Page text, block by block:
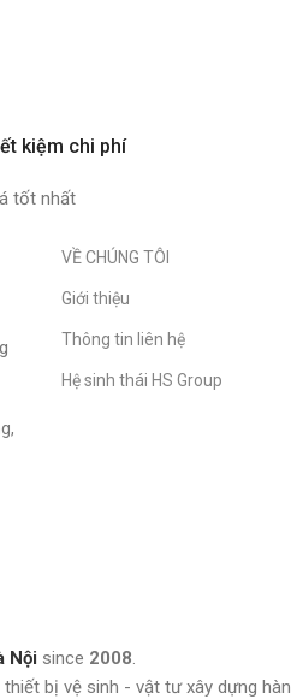
kiệm chi phí
tốt nhất
VỀ CHÚNG TÔI
Giới thiệu
Thông tin liên hệ
Hệ sinh thái HS Group
Nội since 2008.
bị vệ sinh - vật tư xây dựng